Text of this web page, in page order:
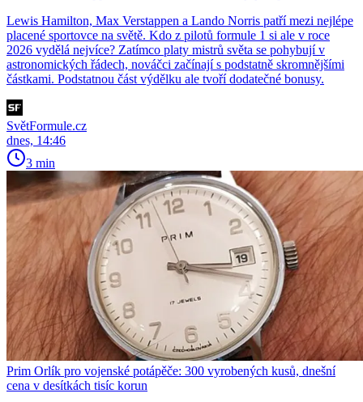
Lewis Hamilton, Max Verstappen a Lando Norris patří mezi nejlépe
placené sportovce na světě. Kdo z pilotů formule 1 si ale v roce
2026 vydělá nejvíce? Zatímco platy mistrů světa se pohybují v
astronomických řádech, nováčci začínají s podstatně skromnějšími
částkami. Podstatnou část výdělku ale tvoří dodatečné bonusy.
SvětFormule.cz
dnes, 14:46
3 min
Prim Orlík pro vojenské potápěče: 300 vyrobených kusů, dnešní
cena v desítkách tisíc korun